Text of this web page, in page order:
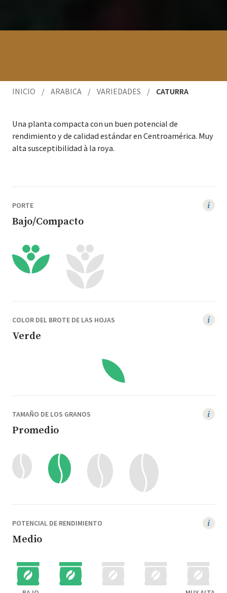
INICIO / ARABICA / VARIEDADES / CATURRA
Una plan­ta com­pacta con un buen poten­cial de
rendimien­to y de cal­i­dad están­dar en Cen­troaméri­ca. Muy
alta sus­cep­ti­bil­i­dad à la roya.
PORTE
Bajo/Compacto
COLOR DEL BROTE DE LAS HOJAS
Verde
TAMAÑO DE LOS GRANOS
Promedio
POTENCIAL DE RENDIMIENTO
Medio